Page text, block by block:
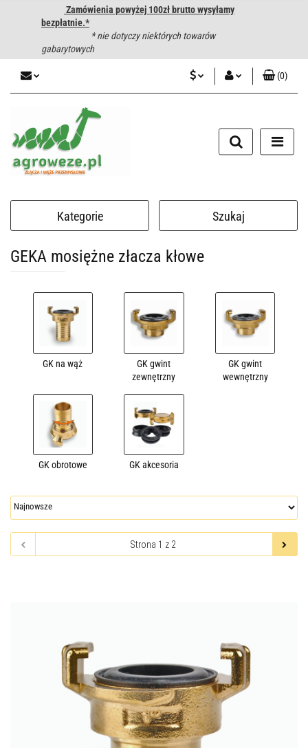
Zamówienia powyżej 100zł brutto wysyłamy
bezpłatnie.*
* nie dotyczy niektórych towarów
gabarytowych
Zarejestruj się
Dodaj zgłoszenie
(0)
Kategorie Szukaj
GEKA mosiężne złacza kłowe
GK na wąż
GK gwint
zewnętrzny
GK gwint
wewnętrzny
GK obrotowe GK akcesoria